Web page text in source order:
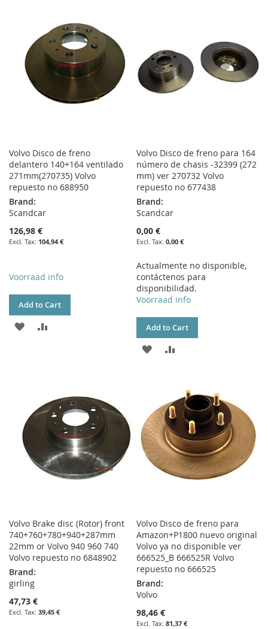
LIST
Volvo Disco de freno
delantero 140+164 ventilado
271mm(270735) Volvo
repuesto no 688950
Brand:
Scandcar
126,98 €
104,94 €
Voorraad info
Add to Cart
ADD
Volvo Disco de freno para 164
número de chasis -32399 (272
mm) ver 270732 Volvo
repuesto no 677438
Brand:
Scandcar
0,00 €
0,00 €
Actualmente no disponible,
contáctenos para
disponibilidad.
Voorraad info
Add to Cart
ADD
LIST
COMPARE
Volvo Brake disc (Rotor) front
740+760+780+940+287mm
22mm or Volvo 940 960 740
Volvo repuesto no 6848902
Brand:
girling
47,73 €
39,45 €
Volvo Disco de freno para
Amazon+P1800 nuevo original
Volvo ya no disponible ver
666525_B 666525R Volvo
repuesto no 666525
Brand:
Volvo
98,46 €
81,37 €